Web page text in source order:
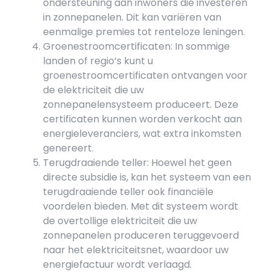
in zonnepanelen. Dit kan variëren van
eenmalige premies tot renteloze leningen.
Groenestroomcertificaten: In sommige
landen of regio’s kunt u
groenestroomcertificaten ontvangen voor
de elektriciteit die uw
zonnepanelensysteem produceert. Deze
certificaten kunnen worden verkocht aan
energieleveranciers, wat extra inkomsten
genereert.
Terugdraaiende teller: Hoewel het geen
directe subsidie is, kan het systeem van een
terugdraaiende teller ook financiële
voordelen bieden. Met dit systeem wordt
de overtollige elektriciteit die uw
zonnepanelen produceren teruggevoerd
naar het elektriciteitsnet, waardoor uw
energiefactuur wordt verlaagd.